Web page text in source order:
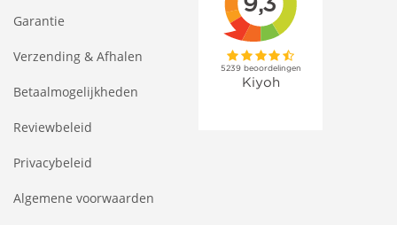
Garantie
Verzending & Afhalen
Betaalmogelijkheden
Reviewbeleid
Privacybeleid
Algemene voorwaarden